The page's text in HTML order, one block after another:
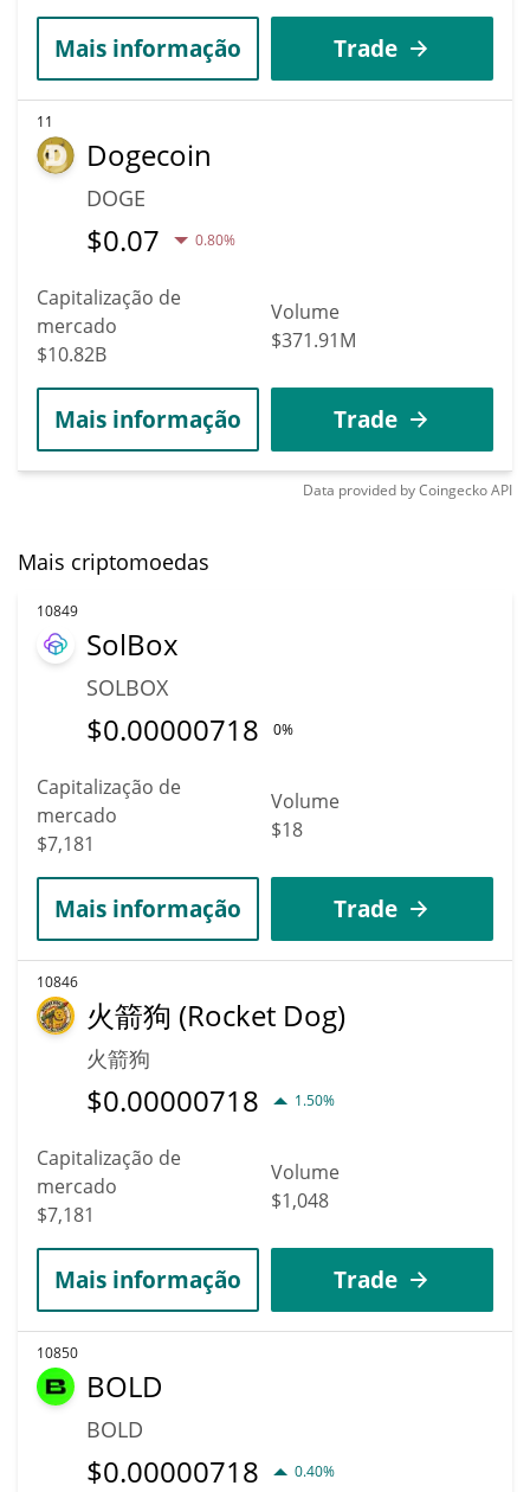
Mais informação Trade
11
Dogecoin
DOGE
$0.07 0.80%
Capitalização de
mercado
$10.82B
Volume
$371.91M
Mais informação Trade
Data provided byCoingeckoAPI
Mais criptomoedas
10849
SolBox
SOLBOX
$0.00000718 0%
Capitalização de
mercado
$7,181
Volume
$18
Mais informação Trade
10846
火箭狗 (Rocket Dog)
火箭狗
$0.00000718 1.50%
Capitalização de
mercado
$7,181
Volume
$1,048
Mais informação Trade
10850
BOLD
BOLD
$0.00000718 0.40%